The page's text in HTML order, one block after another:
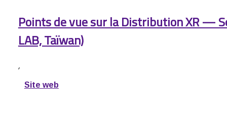
Points de vue sur la Distribution XR —
LAB, Taïwan)
,
Site web